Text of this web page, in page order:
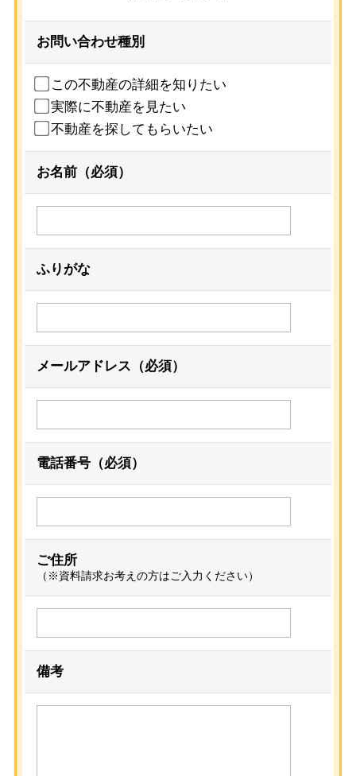
お問い合わせ種別
この不動産の詳細を知りたい
実際に不動産を見たい
不動産を探してもらいたい
お名前（必須）
ふりがな
メールアドレス（必須）
電話番号（必須）
ご住所
（※資料請求お考えの方はご入力ください）
備考